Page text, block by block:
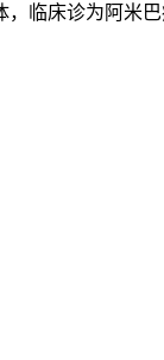
临床诊为阿米